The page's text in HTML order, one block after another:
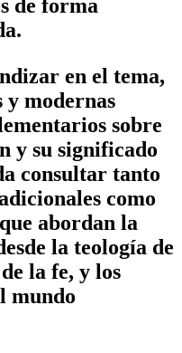
de forma
en el tema,
y modernas
sobre
y su significado
consultar tanto
como
abordan la
la teología de
la fe, y los
mundo